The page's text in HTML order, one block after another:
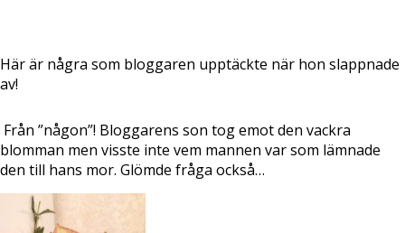
Här är några som bloggaren upptäckte när hon slappnade
av!
Från ”någon”! Bloggarens son tog emot den vackra
blomman men visste inte vem mannen var som lämnade
den till hans mor. Glömde fråga också…